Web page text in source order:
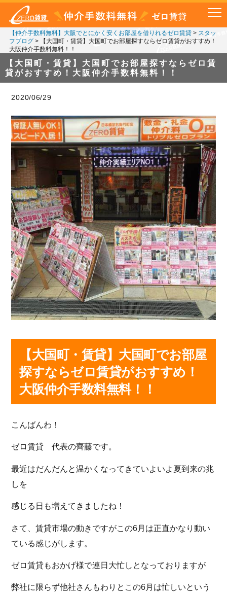
【仲介手数料無料】大阪でとにかく安くお部屋を借りれるゼロ賃貸> スタッ
フブログ>
【大国町・賃貸】大国町でお部屋探すならゼロ賃貸がおすすめ！
大阪仲介手数料無料！！
【大国町・賃貸】大国町でお部屋探すならゼロ賃
貸がおすすめ！大阪仲介手数料無料！！
2020/06/29
【大国町・賃貸】大国町でお部屋
探すならゼロ賃貸がおすすめ！
大阪仲介手数料無料！！
こんばんわ！
ゼロ賃貸 代表の齊藤です。
最近はだんだんと温かくなってきていよいよ夏到来の兆
しを
感じる日も増えてきましたね！
さて、賃貸市場の動きですがこの6月は正直かなり動い
ている感じがします。
ゼロ賃貸もおかげ様で連日大忙しとなっておりますが
弊社に限らず他社さんもわりとこの6月は忙しいという